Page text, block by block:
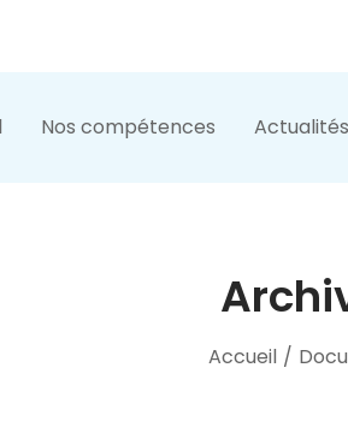
Nos compétences Actualités
Accueil /